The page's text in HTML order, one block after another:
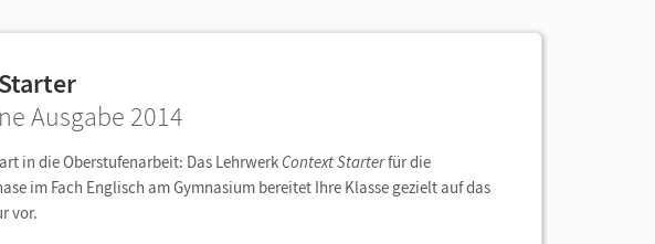
Ausgabe 2014
in die Oberstufenarbeit: Das Lehrwerk Context Starterfür die
im Fach Englisch am Gymnasium bereitet Ihre Klasse gezielt auf das
vor.